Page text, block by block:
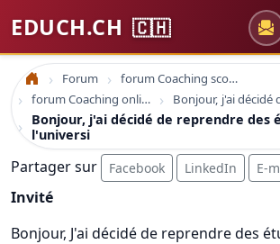
EDUCH.CH 🇨🇭
Accueil Forum
forum Coaching scolaire
forum Coaching online formation professionelle emploi education
Bonjour, j'ai décidé de reprendre des
l'universi
Partager sur Facebook LinkedIn E-
Invité
Bonjour, J'ai décidé de reprendre des